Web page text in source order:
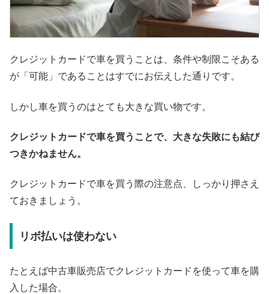
クレジットカードで車を買うことは、条件や制限こそある
が「可能」であることはすでにお伝えした通りです。
しかし車を買うのはとても大きな買い物です。
クレジットカードで車を買うことで、大きな失敗にも結び
つきかねません。
クレジットカードで車を買う際の注意点、しっかり押さえ
ておきましょう。
リボ払いは使わない
たとえば中古車販売店でクレジットカードを使って車を購
入した場合。